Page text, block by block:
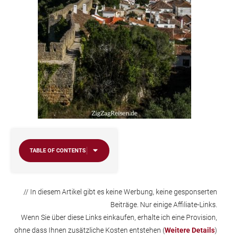
TABLE OF CONTENTS
// In diesem Artikel gibt es keine Werbung, keine gesponserten
Beiträge. Nur einige Affiliate-Links.
Wenn Sie über diese Links einkaufen, erhalte ich eine Provision,
ohne dass Ihnen zusätzliche Kosten entstehen (Weitere Details)